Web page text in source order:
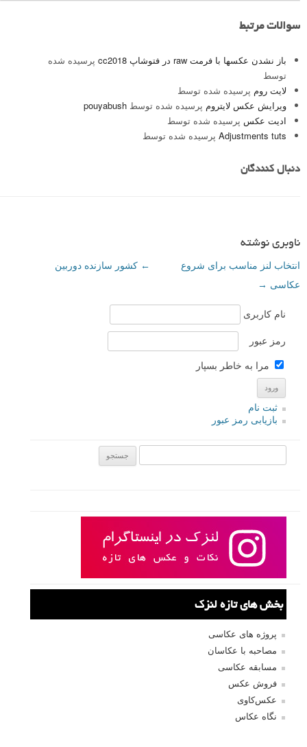
سوالات مرتبط
باز نشدن عکسها با فرمت raw در فتوشاپ cc2018
پرسیده شده
توسط
لایت روم پرسیده شده توسط
ویرایش عکس لایتروم پرسیده شده توسط pouyabush
ادیت عکس پرسیده شده توسط
Adjustments tuts پرسیده شده توسط
دنبال کنندگان
ناوبری نوشته
← کشور سازنده دوربین
انتخاب لنز مناسب برای شروع
عکاسی →
نام کاربری
رمز عبور
مرا به خاطر بسپار
ثبت نام
بازیابی رمز عبور
بخش های تازه لنزک
پروژه های عکاسی
مصاحبه با عکاسان
مسابقه عکاسی
فروش عکس
عکس‌کاوی
نگاه عکاس